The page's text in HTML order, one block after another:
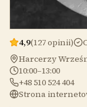
4,9(127 opinii)
Harcerzy
10:00–13:00
+48 510 524 404
Strona